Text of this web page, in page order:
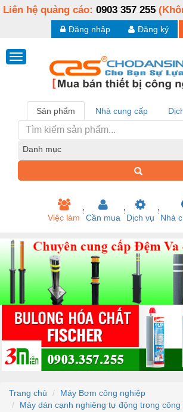
Liên hệ quảng cáo: 0903 357 255
Đăng ký
Đăng nhập
Sản phẩm Nhà cung cấp
Danh mục
Việc làm Cần mua Dịch vụ Nhà
Trang chủ
Máy Bơm công nghiệp
Máy dán cạnh nghiêng tự động trong công